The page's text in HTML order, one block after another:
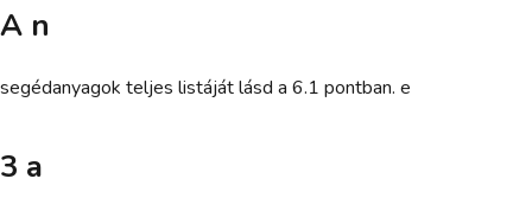
A n
segédanyagok teljes listáját lásd a 6.1 pontban. e
3 a